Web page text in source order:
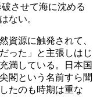
させて海に沈める
ない。
資源に触発されて、
った」と主張しはじ
満している。日本国
閣という名前すら聞
たのも時期は重な